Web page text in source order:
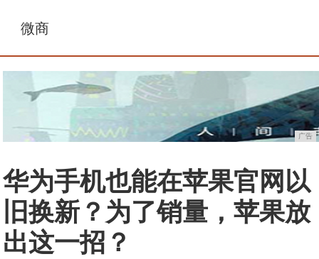
微商
广告
华为手机也能在苹果官网以
旧换新？为了销量，苹果放
出这一招？